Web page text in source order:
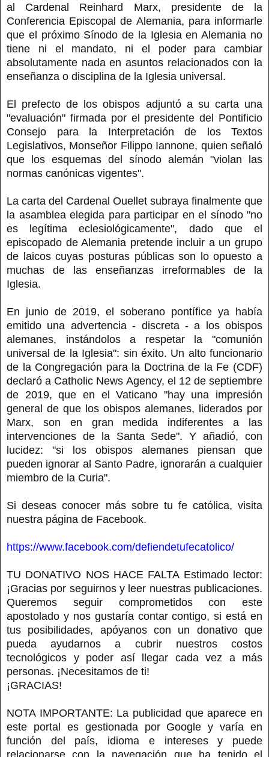
al Cardenal Reinhard Marx, presidente de la
Conferencia Episcopal de Alemania, para informarle
que el próximo Sínodo de la Iglesia en Alemania no
tiene ni el mandato, ni el poder para cambiar
absolutamente nada en asuntos relacionados con la
enseñanza o disciplina de la Iglesia universal.
El prefecto de los obispos adjuntó a su carta una
"evaluación" firmada por el presidente del Pontificio
Consejo para la Interpretación de los Textos
Legislativos, Monseñor Filippo Iannone, quien señaló
que los esquemas del sínodo alemán "violan las
normas canónicas vigentes".
La carta del Cardenal Ouellet subraya finalmente que
la asamblea elegida para participar en el sínodo "no
es legítima eclesiológicamente", dado que el
episcopado de Alemania pretende incluir a un grupo
de laicos cuyas posturas públicas son lo opuesto a
muchas de las enseñanzas irreformables de la
Iglesia.
En junio de 2019, el soberano pontífice ya había
emitido una advertencia - discreta - a los obispos
alemanes, instándolos a respetar la "comunión
universal de la Iglesia": sin éxito. Un alto funcionario
de la Congregación para la Doctrina de la Fe (CDF)
declaró a Catholic News Agency, el 12 de septiembre
de 2019, que en el Vaticano "hay una impresión
general de que los obispos alemanes, liderados por
Marx, son en gran medida indiferentes a las
intervenciones de la Santa Sede". Y añadió, con
lucidez: "si los obispos alemanes piensan que
pueden ignorar al Santo Padre, ignorarán a cualquier
miembro de la Curia".
Si deseas conocer más sobre tu fe católica, visita
nuestra página de Facebook.
https://www.facebook.com/defiendetufecatolico/
TU DONATIVO NOS HACE FALTA Estimado lector:
¡Gracias por seguirnos y leer nuestras publicaciones.
Queremos seguir comprometidos con este
apostolado y nos gustaría contar contigo, si está en
tus posibilidades, apóyanos con un donativo que
pueda ayudarnos a cubrir nuestros costos
tecnológicos y poder así llegar cada vez a más
personas. ¡Necesitamos de ti!
¡GRACIAS!
NOTA IMPORTANTE: La publicidad que aparece en
este portal es gestionada por Google y varía en
función del país, idioma e intereses y puede
relacionarse con la navegación que ha tenido el